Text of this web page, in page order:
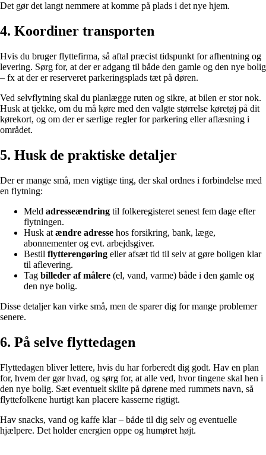
Det gør det langt nemmere at komme på plads i det nye hjem.
4. Koordiner transporten
Hvis du bruger flyttefirma, så aftal præcist tidspunkt for afhentning og
levering. Sørg for, at der er adgang til både den gamle og den nye bolig
– fx at der er reserveret parkeringsplads tæt på døren.
Ved selvflytning skal du planlægge ruten og sikre, at bilen er stor nok.
Husk at tjekke, om du må køre med den valgte størrelse køretøj på dit
kørekort, og om der er særlige regler for parkering eller aflæsning i
området.
5. Husk de praktiske detaljer
Der er mange små, men vigtige ting, der skal ordnes i forbindelse med
en flytning:
Meld adresseændring til folkeregisteret senest fem dage efter
flytningen.
Husk at ændre adresse hos forsikring, bank, læge,
abonnementer og evt. arbejdsgiver.
Bestil flytterengøring eller afsæt tid til selv at gøre boligen klar
til aflevering.
Tag billeder af målere (el, vand, varme) både i den gamle og
den nye bolig.
Disse detaljer kan virke små, men de sparer dig for mange problemer
senere.
6. På selve flyttedagen
Flyttedagen bliver lettere, hvis du har forberedt dig godt. Hav en plan
for, hvem der gør hvad, og sørg for, at alle ved, hvor tingene skal hen i
den nye bolig. Sæt eventuelt skilte på dørene med rummets navn, så
flyttefolkene hurtigt kan placere kasserne rigtigt.
Hav snacks, vand og kaffe klar – både til dig selv og eventuelle
hjælpere. Det holder energien oppe og humøret højt.